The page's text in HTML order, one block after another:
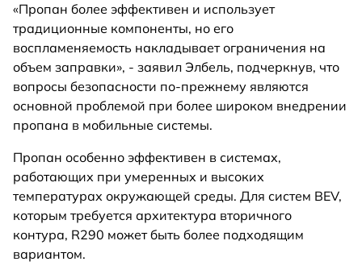
«Пропан более эффективен и использует
традиционные компоненты, но его
воспламеняемость накладывает ограничения на
объем заправки», - заявил Элбель, подчеркнув, что
вопросы безопасности по-прежнему являются
основной проблемой при более широком внедрении
пропана в мобильные системы.
Пропан особенно эффективен в системах,
работающих при умеренных и высоких
температурах окружающей среды. Для систем BEV,
которым требуется архитектура вторичного
контура, R290 может быть более подходящим
вариантом.